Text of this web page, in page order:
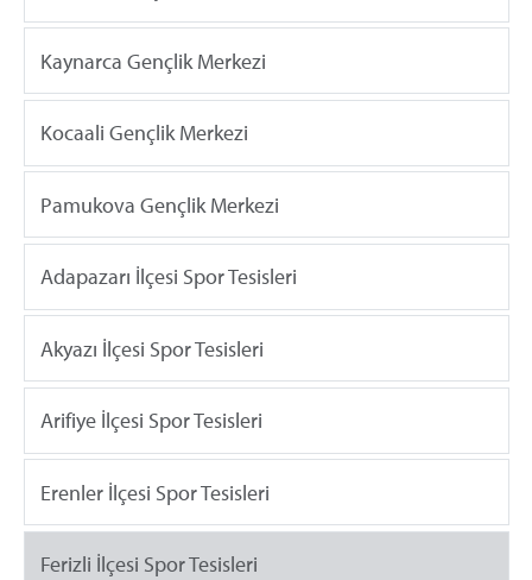
Kaynarca Gençlik Merkezi
Kocaali Gençlik Merkezi
Pamukova Gençlik Merkezi
Adapazarı İlçesi Spor Tesisleri
Akyazı İlçesi Spor Tesisleri
Arifiye İlçesi Spor Tesisleri
Erenler İlçesi Spor Tesisleri
Ferizli İlçesi Spor Tesisleri